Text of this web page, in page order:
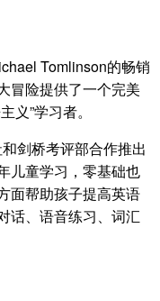
Tomlinson的畅销
冒险提供了一个完美
义”学习者。
剑桥考评部合作推出
儿童学习，零基础也
面帮助孩子提高英语
话、语音练习、词汇